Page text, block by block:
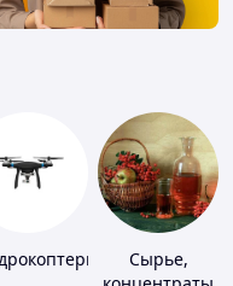
Сырье,